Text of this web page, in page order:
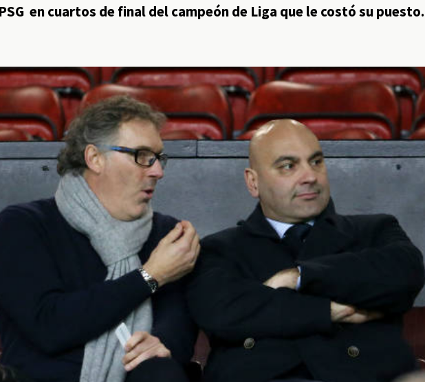
en cuartos de final del campeón de Liga que le costó su puesto.